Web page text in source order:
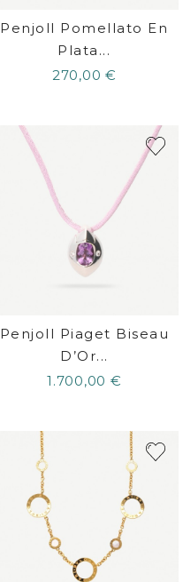
Penjoll Pomellato En
Plata...
270,00 €
Penjoll Piaget Biseau
D’Or...
1.700,00 €